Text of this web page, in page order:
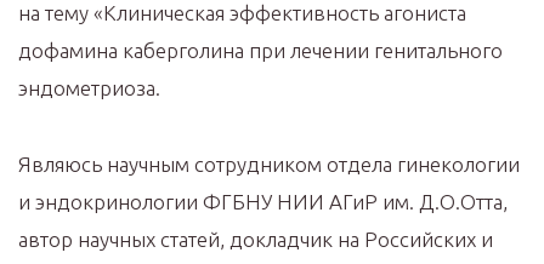
на тему «Клиническая эффективность агониста
дофамина каберголина при лечении генитального
эндометриоза.
Являюсь научным сотрудником отдела гинекологии
и эндокринологии ФГБНУ НИИ АГиР им. Д.О.Отта,
автор научных статей, докладчик на Российских и